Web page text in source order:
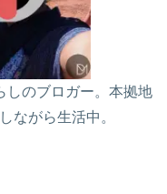
しのブロガー。本拠地
ながら生活中。